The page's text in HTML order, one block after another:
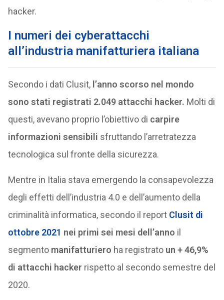
hacker.
I numeri dei cyberattacchi
all’industria manifatturiera italiana
Secondo i dati Clusit, l’anno scorso nel mondo
sono stati registrati 2.049 attacchi hacker. Molti di
questi, avevano proprio l’obiettivo di carpire
informazioni sensibili sfruttando l’arretratezza
tecnologica sul fronte della sicurezza.
Mentre in Italia stava emergendo la consapevolezza
degli effetti dell’industria 4.0 e dell’aumento della
criminalità informatica, secondo il report Clusit di
ottobre 2021 nei primi sei mesi dell’anno il
segmento manifatturiero ha registrato un + 46,9%
di attacchi hacker rispetto al secondo semestre del
2020.